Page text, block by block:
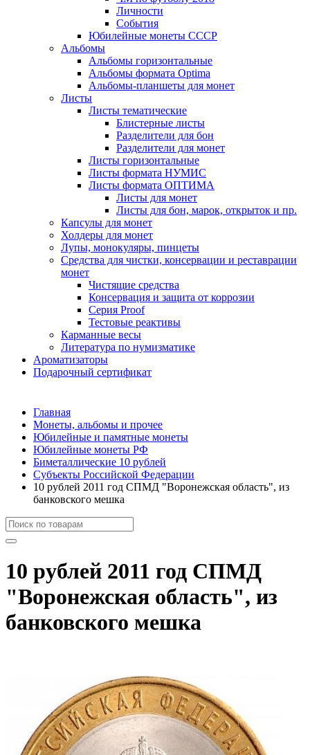
Личности
События
Юбилейные монеты СССР
Альбомы
Альбомы горизонтальные
Альбомы формата Optima
Альбомы-планшеты для монет
Листы
Листы тематические
Блистерные листы
Разделители для бон
Разделители для монет
Листы горизонтальные
Листы формата НУМИС
Листы формата ОПТИМА
Листы для монет
Листы для бон, марок, открыток и пр.
Капсулы для монет
Холдеры для монет
Лупы, монокуляры, пинцеты
Средства для чистки, консервации и реставрации
монет
Чистящие средства
Консервация и защита от коррозии
Серия Proof
Тестовые реактивы
Карманные весы
Литература по нумизматике
Ароматизаторы
Подарочный сертификат
Главная
Монеты, альбомы и прочее
Юбилейные и памятные монеты
Юбилейные монеты РФ
Биметаллические 10 рублей
Субъекты Российской Федерации
10 рублей 2011 год СПМД "Воронежская область", из
банковского мешка
10 рублей 2011 год СПМД
"Воронежская область", из
банковского мешка